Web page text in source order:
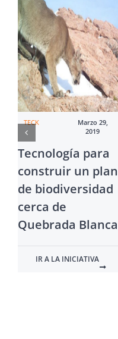
TECK
Marzo 29,
2019
Tecnología para
construir un plan
de biodiversidad
cerca de
Quebrada Blanca
IR A LA INICIATIVA